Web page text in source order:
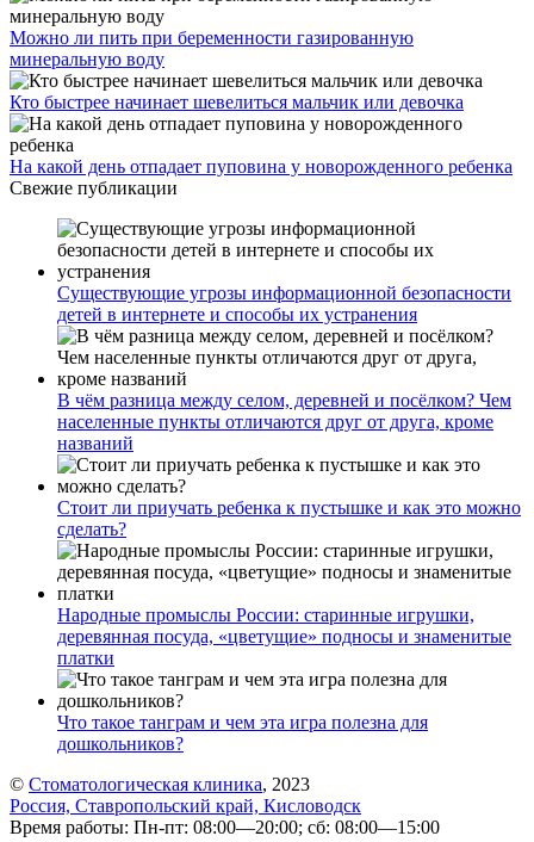
Можно ли пить при беременности газированную
минеральную воду
Кто быстрее начинает шевелиться мальчик или девочка
На какой день отпадает пуповина у новорожденного ребенка
Свежие публикации
Существующие угрозы информационной безопасности
детей в интернете и способы их устранения
В чём разница между селом, деревней и посёлком? Чем
населенные пункты отличаются друг от друга, кроме
названий
Стоит ли приучать ребенка к пустышке и как это можно
сделать?
Народные промыслы России: старинные игрушки,
деревянная посуда, «цветущие» подносы и знаменитые
платки
Что такое танграм и чем эта игра полезна для
дошкольников?
© Стоматологическая клиника, 2023
Россия, Ставропольский край, Кисловодск
Время работы: Пн-пт: 08:00—20:00; сб: 08:00—15:00